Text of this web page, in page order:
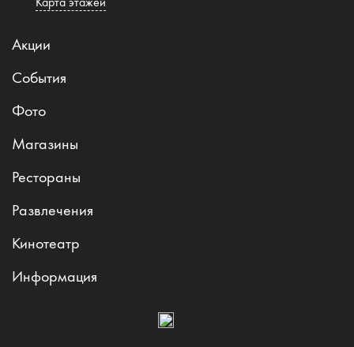
Акции
События
Фото
Магазины
Рестораны
Развлечения
Кинотеатр
Информация